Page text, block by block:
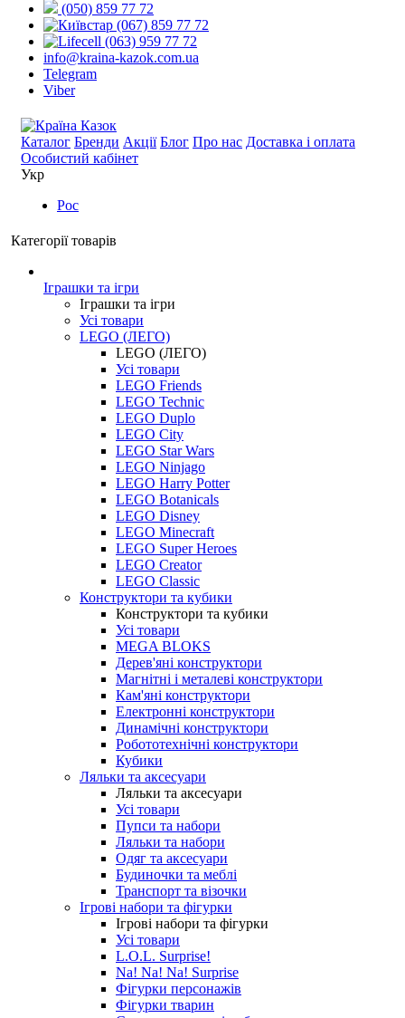
(050) 859 77 72
(067) 859 77 72
(063) 959 77 72
info@kraina-kazok.com.ua
Telegram
Viber
Каталог Бренди Акції Блог Про нас Доставка і оплата
Особистий кабінет
Укр
Рос
Категорії товарів
Іграшки та ігри
Іграшки та ігри
Усі товари
LEGO (ЛЕГО)
LEGO (ЛЕГО)
Усі товари
LEGO Friends
LEGO Technic
LEGO Duplo
LEGO City
LEGO Star Wars
LEGO Ninjago
LEGO Harry Potter
LEGO Botanicals
LEGO Disney
LEGO Minecraft
LEGO Super Heroes
LEGO Creator
LEGO Classic
Конструктори та кубики
Конструктори та кубики
Усі товари
MEGA BLOKS
Дерев'яні конструктори
Магнітні і металеві конструктори
Кам'яні конструктори
Електронні конструктори
Динамічні конструктори
Робототехнічні конструктори
Кубики
Ляльки та аксесуари
Ляльки та аксесуари
Усі товари
Пупси та набори
Ляльки та набори
Одяг та аксесуари
Будиночки та меблі
Транспорт та візочки
Ігрові набори та фігурки
Ігрові набори та фігурки
Усі товари
L.O.L. Surprise!
Na! Na! Na! Surprise
Фігурки персонажів
Фігурки тварин